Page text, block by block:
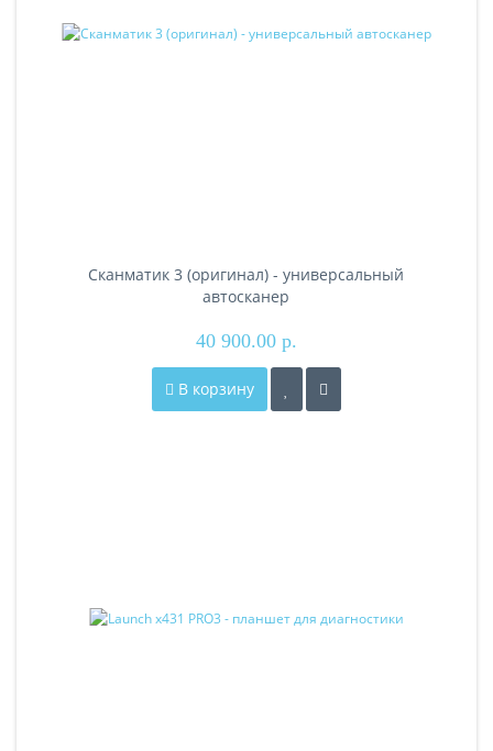
Сканматик 3 (оригинал) - универсальный
автосканер
40 900.00 р.
В корзину